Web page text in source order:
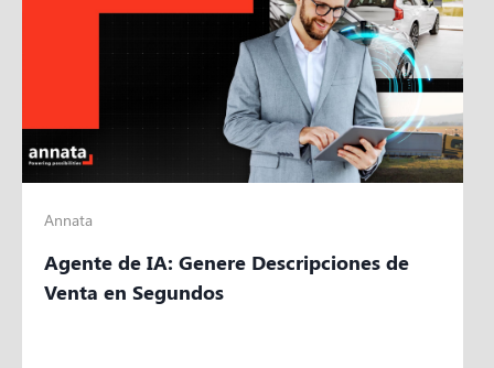
Annata
Agente de IA: Genere Descripciones de
Venta en Segundos